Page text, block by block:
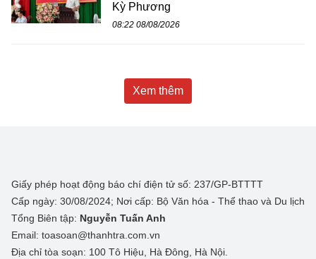
Kỳ Phương
08:22 08/08/2026
Xem thêm
Giấy phép hoạt động báo chí điện tử số: 237/GP-BTTTT
Cấp ngày: 30/08/2024; Nơi cấp: Bộ Văn hóa - Thể thao và Du lịch
Tổng Biên tập: Nguyễn Tuấn Anh
Email: toasoan@thanhtra.com.vn
Địa chỉ tòa soạn: 100 Tô Hiệu, Hà Đông, Hà Nội.